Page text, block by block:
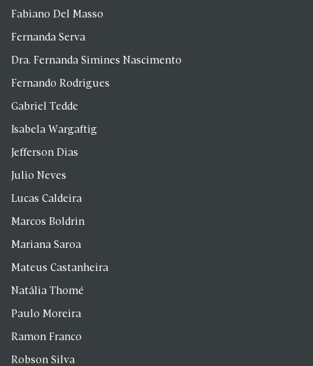
Fabiano Del Masso
Fernanda Serva
Dra. Fernanda Simines Nascimento
Fernando Rodrigues
Gabriel Tedde
Isabela Wargaftig
Jefferson Dias
Julio Neves
Lucas Caldeira
Marcos Boldrin
Mariana Saroa
Mateus Castanheira
Natália Thomé
Paulo Moreira
Ramon Franco
Robson Silva